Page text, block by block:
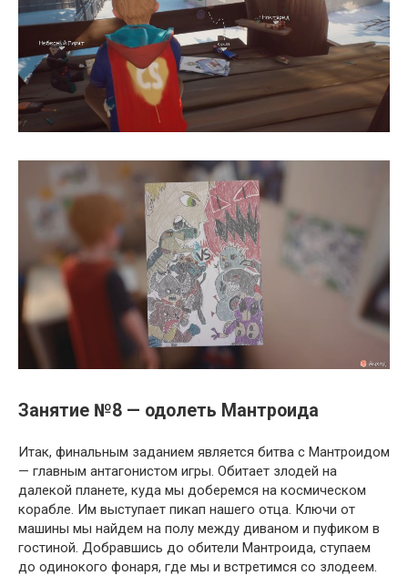
Занятие №8 — одолеть Мантроида
Итак, финальным заданием является битва с Мантроидом
— главным антагонистом игры. Обитает злодей на
далекой планете, куда мы доберемся на космическом
корабле. Им выступает пикап нашего отца. Ключи от
машины мы найдем на полу между диваном и пуфиком в
гостиной. Добравшись до обители Мантроида, ступаем
до одинокого фонаря, где мы и встретимся со злодеем.